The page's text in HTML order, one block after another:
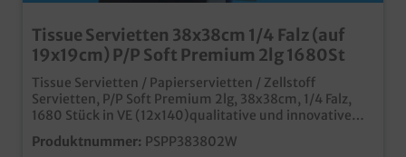
Tissue Servietten 38x38cm 1/4 Falz (auf
19x19cm) P/P Soft Premium 2lg 1680St
Tissue Servietten / Papierservietten / Zellstoff
Servietten, P/P Soft Premium 2lg, 38x38cm, 1/4 Falz,
1680 Stück in VE (12x140)qualitative und innovative
Premium Servietten in Point/Point
Prägungstoffähnliche Optik, ähnlich wie Airlaidabsolute
Produktnummer: PSPP383802W